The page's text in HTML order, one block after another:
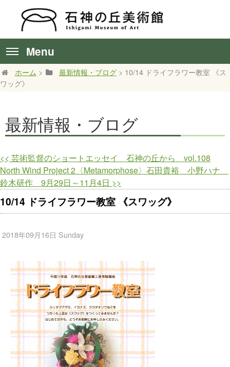
Menu
ホーム > 最新情報・ブログ > 10/14 ドライフラワー教室 《ス
ワッグ》
最新情報・ブログ
<< 芸術監督のショートエッセイ 石神の丘から vol.108
North Wind Project 2〈Metamorphose〉石田貴裕 小野ハナ
鈴木研作 9月29日～11月4日 >>
10/14 ドライフラワー教室 《スワッグ》
2018年09月16日 Sunday